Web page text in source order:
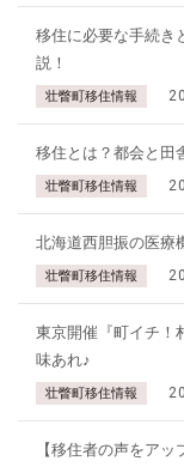
移住に必要な手続き
説！
壮瞥町移住情報
移住とは？都会と田
壮瞥町移住情報
北海道西胆振の医療
壮瞥町移住情報
東京開催『町イチ！
味あれ♪
壮瞥町移住情報
【移住者の声をア